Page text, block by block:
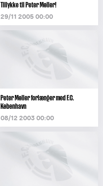
Tillykke til Peter Møller!
29/11 2005 00:00
Peter Møller forlænger med F.C.
København
08/12 2003 00:00